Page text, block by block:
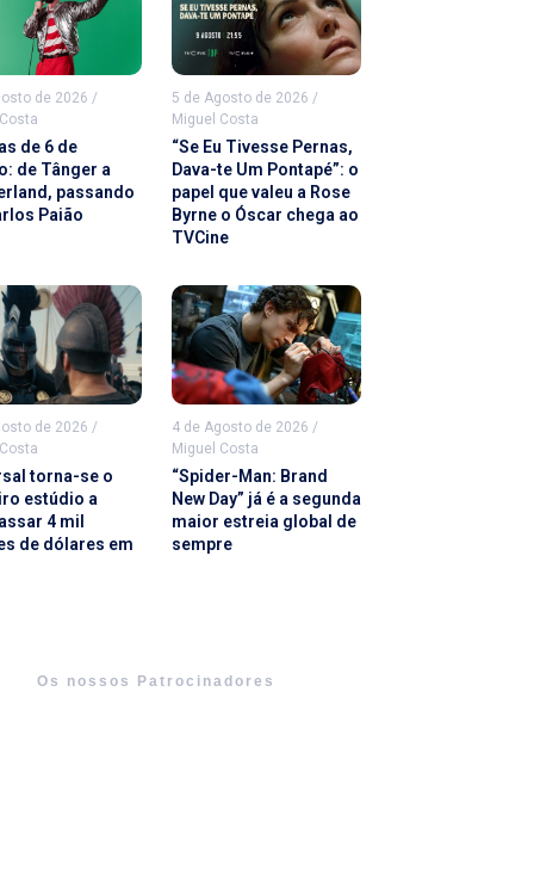
de 2026 /
de 6 de
de Tânger a
passando
Paião
5 de Agosto de 2026 /
Miguel Costa
“Se Eu Tivesse Pernas,
Dava-te Um Pontapé”: o
papel que valeu a Rose
Byrne o Óscar chega ao
TVCine
de 2026 /
torna-se o
estúdio a
4 mil
de dólares em
4 de Agosto de 2026 /
Miguel Costa
“Spider-Man: Brand
New Day” já é a segunda
maior estreia global de
sempre
Os nossos Patrocinadores